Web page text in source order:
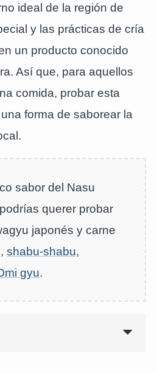
ideal de la región de
y las prácticas de cría
un producto conocido
Así que, para aquellos
comida, probar esta
forma de saborear la
sabor del Nasu
querer probar
japonés y carne
shabu-shabu,
gyu.